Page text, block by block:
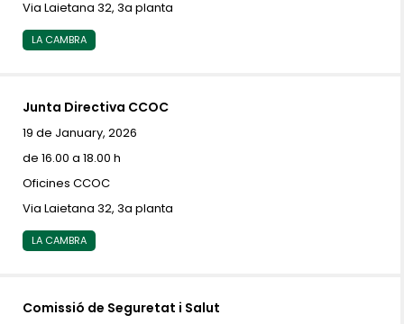
Via Laietana 32, 3a planta
LA CAMBRA
Junta Directiva CCOC
19 de January, 2026
de 16.00 a 18.00 h
Oficines CCOC
Via Laietana 32, 3a planta
LA CAMBRA
Comissió de Seguretat i Salut